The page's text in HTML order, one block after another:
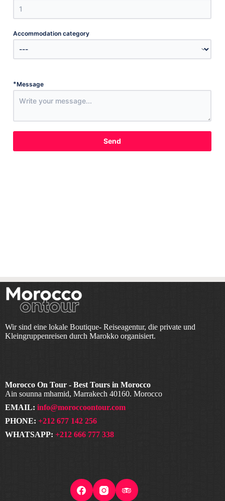
Accommodation category
*Message
Send
Wir sind eine lokale Boutique- Reiseagentur, die private und
Kleingruppenreisen durch Marokko organisiert.
Morocco On Tour - Best Tours in Morocco
Ain sounna mhamid, Marrakech 40160. Morocco
EMAIL: info@moroccoontour.com
PHONE: +212 677 142 256
WHATSAPP: +212 666 777 338